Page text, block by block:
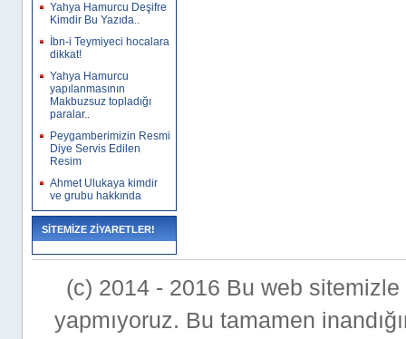
Yahya Hamurcu Deşifre
Kimdir Bu Yazıda..
İbn-i Teymiyeci hocalara
dikkat!
Yahya Hamurcu
yapılanmasının
Makbuzsuz topladığı
paralar..
Peygamberimizin Resmi
Diye Servis Edilen
Resim
Ahmet Ulukaya kimdir
ve grubu hakkında
SİTEMİZE ZİYARETLER!
(c) 2014 - 2016 Bu web
yapmıyoruz. Bu tamamen